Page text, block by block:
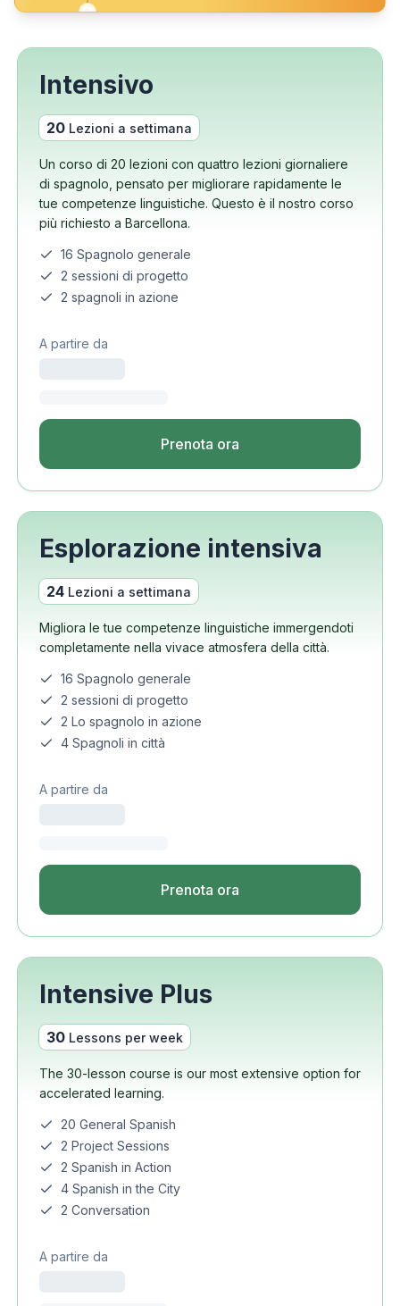
Intensivo
20 Lezioni a settimana
Un corso di 20 lezioni con quattro lezioni giornaliere
di spagnolo, pensato per migliorare rapidamente le
tue competenze linguistiche. Questo è il nostro corso
più richiesto a Barcellona.
16 Spagnolo generale
2 sessioni di progetto
2 spagnoli in azione
A partire da
Prenota ora
Esplorazione intensiva
24 Lezioni a settimana
Migliora le tue competenze linguistiche immergendoti
completamente nella vivace atmosfera della città.
16 Spagnolo generale
2 sessioni di progetto
2 Lo spagnolo in azione
4 Spagnoli in città
A partire da
Prenota ora
Intensive Plus
30 Lessons per week
The 30-lesson course is our most extensive option for
accelerated learning.
20 General Spanish
2 Project Sessions
2 Spanish in Action
4 Spanish in the City
2 Conversation
A partire da